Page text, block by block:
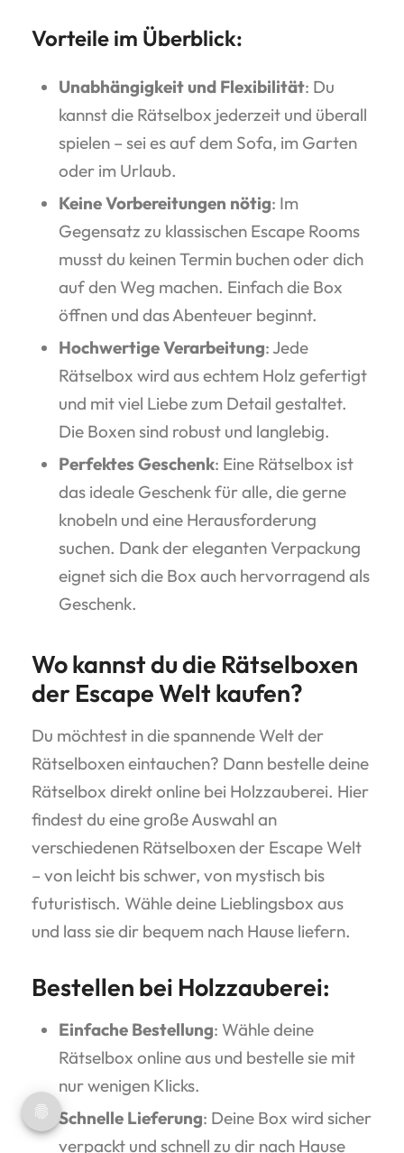
Vorteile im Überblick:
Unabhängigkeit und Flexibilität: Du
kannst die Rätselbox jederzeit und überall
spielen – sei es auf dem Sofa, im Garten
oder im Urlaub.
Keine Vorbereitungen nötig: Im
Gegensatz zu klassischen Escape Rooms
musst du keinen Termin buchen oder dich
auf den Weg machen. Einfach die Box
öffnen und das Abenteuer beginnt.
Hochwertige Verarbeitung: Jede
Rätselbox wird aus echtem Holz gefertigt
und mit viel Liebe zum Detail gestaltet.
Die Boxen sind robust und langlebig.
Perfektes Geschenk: Eine Rätselbox ist
das ideale Geschenk für alle, die gerne
knobeln und eine Herausforderung
suchen. Dank der eleganten Verpackung
eignet sich die Box auch hervorragend als
Geschenk.
Wo kannst du die Rätselboxen
der Escape Welt kaufen?
Du möchtest in die spannende Welt der
Rätselboxen eintauchen? Dann bestelle deine
Rätselbox direkt online bei Holzzauberei. Hier
findest du eine große Auswahl an
verschiedenen Rätselboxen der Escape Welt
– von leicht bis schwer, von mystisch bis
futuristisch. Wähle deine Lieblingsbox aus
und lass sie dir bequem nach Hause liefern.
Bestellen bei Holzzauberei:
Einfache Bestellung: Wähle deine
Rätselbox online aus und bestelle sie mit
nur wenigen Klicks.
Schnelle Lieferung: Deine Box wird sicher
verpackt und schnell zu dir nach Hause